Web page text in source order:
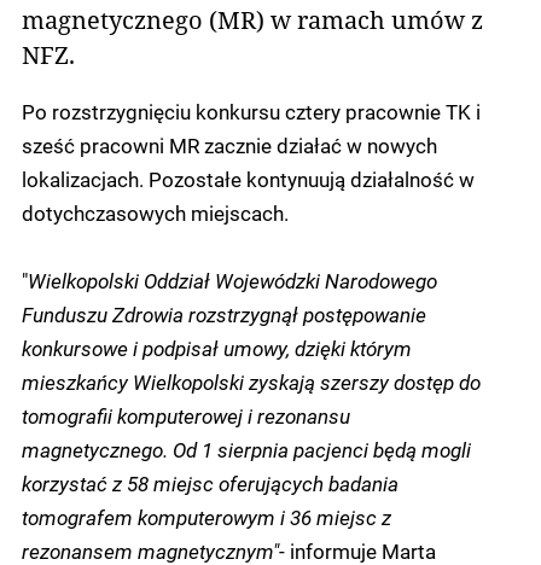
magnetycznego (MR) w ramach umów z
NFZ.
Po rozstrzygnięciu konkursu cztery pracownie TK i
sześć pracowni MR zacznie działać w nowych
lokalizacjach. Pozostałe kontynuują działalność w
dotychczasowych miejscach.
"Wielkopolski Oddział Wojewódzki Narodowego
Funduszu Zdrowia rozstrzygnął postępowanie
konkursowe i podpisał umowy, dzięki którym
mieszkańcy Wielkopolski zyskają szerszy dostęp do
tomografii komputerowej i rezonansu
magnetycznego. Od 1 sierpnia pacjenci będą mogli
korzystać z 58 miejsc oferujących badania
tomografem komputerowym i 36 miejsc z
rezonansem magnetycznym"- informuje Marta